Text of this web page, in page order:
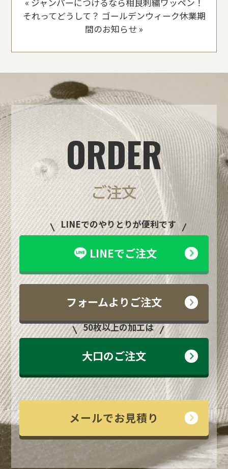
それってどうして？ ゴールデンウィーク休業期
間のお知らせ »
ORDER
ご注文
LINEでのやりとりが便利です
LINEでご注文
フォームよりご注文
50枚以上の加工は
大口のご注文
メールでお見積り